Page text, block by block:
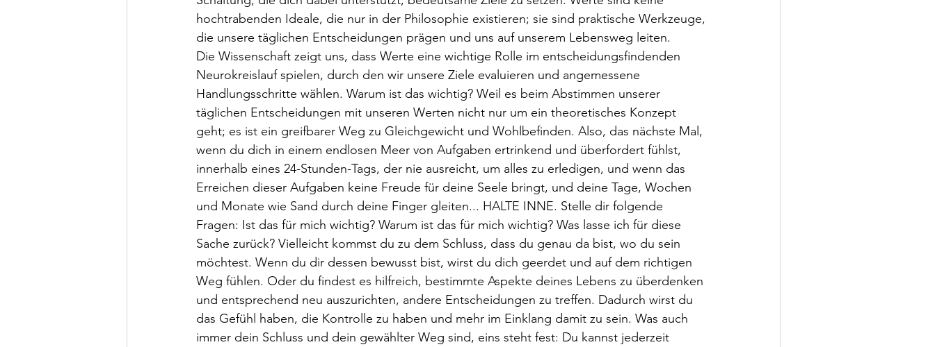
hochtrabenden Ideale, die nur in der Philosophie existieren; sie sind praktische Werkzeuge,
die unsere täglichen Entscheidungen prägen und uns auf unserem Lebensweg leiten.
Die Wissenschaft zeigt uns, dass Werte eine wichtige Rolle im entscheidungsfindenden
Neurokreislauf spielen, durch den wir unsere Ziele evaluieren und angemessene
Handlungsschritte wählen. Warum ist das wichtig? Weil es beim Abstimmen unserer
täglichen Entscheidungen mit unseren Werten nicht nur um ein theoretisches Konzept
geht; es ist ein greifbarer Weg zu Gleichgewicht und Wohlbefinden. Also, das nächste Mal,
wenn du dich in einem endlosen Meer von Aufgaben ertrinkend und überfordert fühlst,
innerhalb eines 24-Stunden-Tags, der nie ausreicht, um alles zu erledigen, und wenn das
Erreichen dieser Aufgaben keine Freude für deine Seele bringt, und deine Tage, Wochen
und Monate wie Sand durch deine Finger gleiten... HALTE INNE. Stelle dir folgende
Fragen: Ist das für mich wichtig? Warum ist das für mich wichtig? Was lasse ich für diese
Sache zurück? Vielleicht kommst du zu dem Schluss, dass du genau da bist, wo du sein
möchtest. Wenn du dir dessen bewusst bist, wirst du dich geerdet und auf dem richtigen
Weg fühlen. Oder du findest es hilfreich, bestimmte Aspekte deines Lebens zu überdenken
und entsprechend neu auszurichten, andere Entscheidungen zu treffen. Dadurch wirst du
das Gefühl haben, die Kontrolle zu haben und mehr im Einklang damit zu sein. Was auch
immer dein Schluss und dein gewählter Weg sind, eins steht fest: Du kannst jederzeit